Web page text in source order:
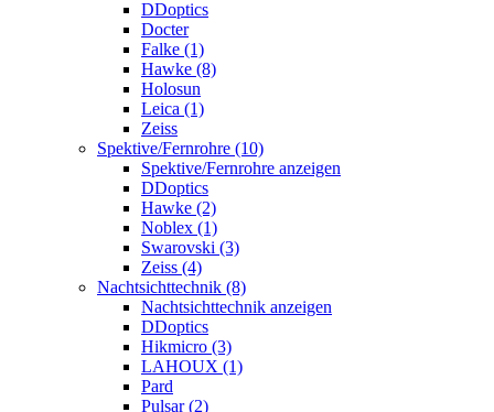
DDoptics
Docter
Falke (1)
Hawke (8)
Holosun
Leica (1)
Zeiss
Spektive/Fernrohre (10)
Spektive/Fernrohre anzeigen
DDoptics
Hawke (2)
Noblex (1)
Swarovski (3)
Zeiss (4)
Nachtsichttechnik (8)
Nachtsichttechnik anzeigen
DDoptics
Hikmicro (3)
LAHOUX (1)
Pard
Pulsar (2)